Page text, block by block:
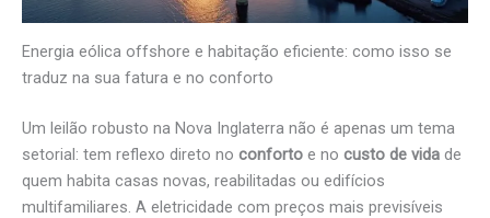
Energia eólica offshore e habitação eficiente: como isso se
traduz na sua fatura e no conforto
Um leilão robusto na Nova Inglaterra não é apenas um tema
setorial: tem reflexo direto no conforto e no custo de vida de
quem habita casas novas, reabilitadas ou edifícios
multifamiliares. A eletricidade com preços mais previsíveis